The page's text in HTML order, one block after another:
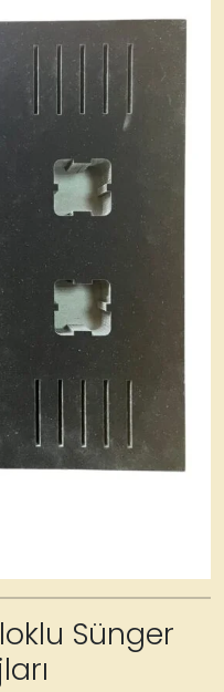
Sünger